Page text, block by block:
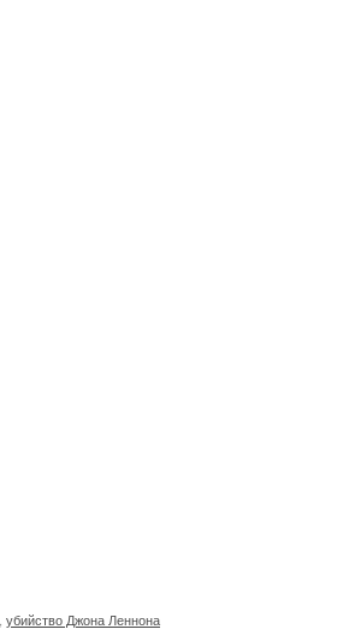
убийство Джона Леннона